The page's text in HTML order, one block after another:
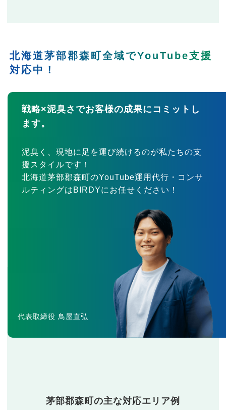
北海道茅部郡森町全域でYouTube支援
対応中！
戦略×泥臭さでお客様の成果にコミットし
ます。
泥臭く、現地に足を運び続けるのが私たちの支
援スタイルです！
北海道茅部郡森町のYouTube運用代行・コンサ
ルティングはBIRDYにお任せください！
代表取締役 鳥屋直弘
茅部郡森町の主な対応エリア例